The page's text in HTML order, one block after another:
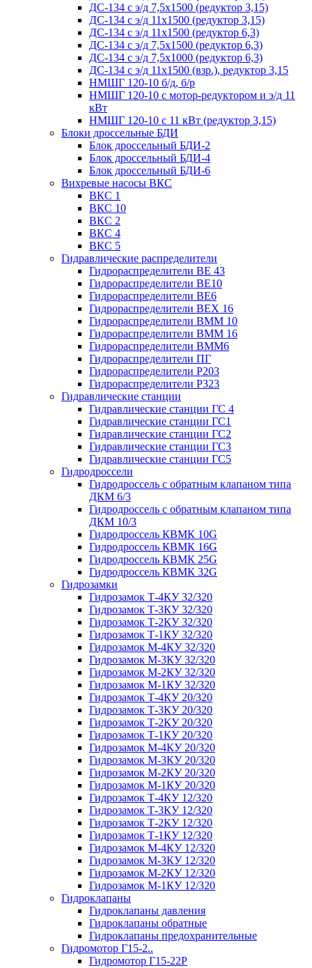
ДС-134 с э/д 7,5х1500 (редуктор 3,15)
ДС-134 с э/д 11х1500 (редуктор 3,15)
ДС-134 с э/д 11х1500 (редуктор 6,3)
ДС-134 с э/д 7,5х1500 (редуктор 6,3)
ДС-134 с э/д 7,5х1000 (редуктор 6,3)
ДС-134 с э/д 11х1500 (взр.), редуктор 3,15
НМШГ 120-10 б/д, б/р
НМШГ 120-10 с мотор-редуктором и э/д 11
кВт
НМШГ 120-10 с 11 кВт (редуктор 3,15)
Блоки дроссельные БДИ
Блок дроссельный БДИ-2
Блок дроссельный БДИ-4
Блок дроссельный БДИ-6
Вихревые насосы ВКС
ВКС 1
ВКС 10
ВКС 2
ВКС 4
ВКС 5
Гидравлические распределители
Гидрораспределители ВЕ 43
Гидрораспределители ВЕ10
Гидрораспределители ВЕ6
Гидрораспределители ВЕХ 16
Гидрораспределители ВММ 10
Гидрораспределители ВММ 16
Гидрораспределители ВММ6
Гидрораспределители ПГ
Гидрораспределители Р203
Гидрораспределители Р323
Гидравлические станции
Гидравлические станции ГС 4
Гидравлические станции ГС1
Гидравлические станции ГС2
Гидравлические станции ГС3
Гидравлические станции ГС5
Гидродроссели
Гидродроссель с обратным клапаном типа
ДКМ 6/3
Гидродроссель с обратным клапаном типа
ДКМ 10/3
Гидродроссель КВМК 10G
Гидродроссель КВМК 16G
Гидродроссель КВМК 25G
Гидродроссель КВМК 32G
Гидрозамки
Гидрозамок Т-4КУ 32/320
Гидрозамок Т-3КУ 32/320
Гидрозамок Т-2КУ 32/320
Гидрозамок Т-1КУ 32/320
Гидрозамок М-4КУ 32/320
Гидрозамок М-3КУ 32/320
Гидрозамок М-2КУ 32/320
Гидрозамок М-1КУ 32/320
Гидрозамок Т-4КУ 20/320
Гидрозамок Т-3КУ 20/320
Гидрозамок Т-2КУ 20/320
Гидрозамок Т-1КУ 20/320
Гидрозамок М-4КУ 20/320
Гидрозамок М-3КУ 20/320
Гидрозамок М-2КУ 20/320
Гидрозамок М-1КУ 20/320
Гидрозамок Т-4КУ 12/320
Гидрозамок Т-3КУ 12/320
Гидрозамок Т-2КУ 12/320
Гидрозамок Т-1КУ 12/320
Гидрозамок М-4КУ 12/320
Гидрозамок М-3КУ 12/320
Гидрозамок М-2КУ 12/320
Гидрозамок М-1КУ 12/320
Гидроклапаны
Гидроклапаны давления
Гидроклапаны обратные
Гидроклапаны предохранительные
Гидромотор Г15-2..
Гидромотор Г15-22Р